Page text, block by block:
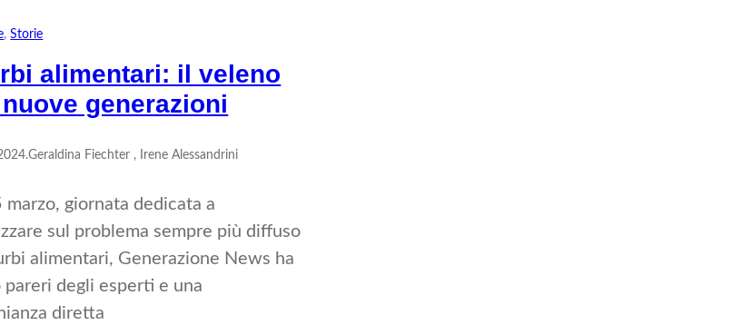
, Storie
alimentari: il veleno
generazioni
.Geraldina Fiechter , Irene Alessandrini
marzo, giornata dedicata a
sul problema sempre più diffuso
alimentari, Generazione News ha
pareri degli esperti e una
diretta